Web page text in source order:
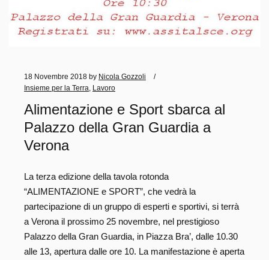
18 Novembre 2018 by Nicola Gozzoli
Insieme per la Terra
Lavoro
Alimentazione e Sport sbarca al
Palazzo della Gran Guardia a
Verona
La terza edizione della tavola rotonda
“ALIMENTAZIONE e SPORT”, che vedrà la
partecipazione di un gruppo di esperti e sportivi, si terrà
a Verona il prossimo 25 novembre, nel prestigioso
Palazzo della Gran Guardia, in Piazza Bra’, dalle 10.30
alle 13, apertura dalle ore 10. La manifestazione è aperta